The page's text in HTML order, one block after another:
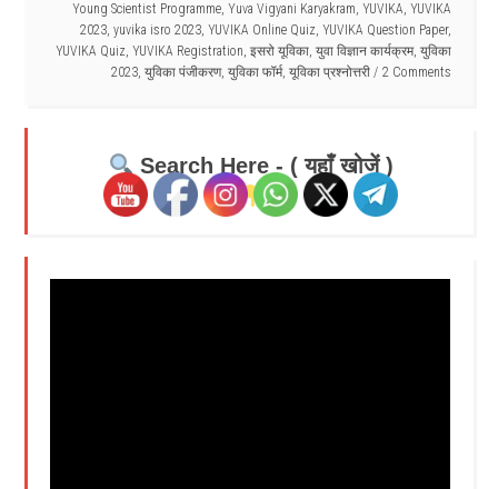
Young Scientist Programme, Yuva Vigyani Karyakram, YUVIKA, YUVIKA
2023, yuvika isro 2023, YUVIKA Online Quiz, YUVIKA Question Paper,
YUVIKA Quiz, YUVIKA Registration, इसरो यूविका, युवा विज्ञान कार्यक्रम, युविका
2023, युविका पंजीकरण, युविका फॉर्म, यूविका प्रश्नोत्तरी 2 Comments
Search Here - ( यहाँ खोजें )